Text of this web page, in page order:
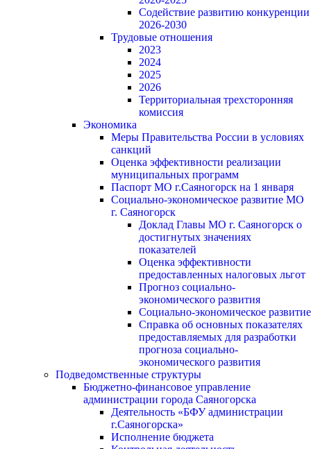
Содействие развитию конкуренции
2026-2030
Трудовые отношения
2023
2024
2025
2026
Территориальная трехсторонняя
комиссия
Экономика
Меры Правительства России в условиях
санкций
Оценка эффективности реализации
муниципальных программ
Паспорт МО г.Саяногорск на 1 января
Социально-экономическое развитие МО
г. Саяногорск
Доклад Главы МО г. Саяногорск о
достигнутых значениях
показателей
Оценка эффективности
предоставленных налоговых льгот
Прогноз социально-
экономического развития
Социально-экономическое развитие
Справка об основных показателях
предоставляемых для разработки
прогноза социально-
экономического развития
Подведомственные структуры
Бюджетно-финансовое управление
администрации города Саяногорска
Деятельность «БФУ администрации
г.Саяногорска»
Исполнение бюджета